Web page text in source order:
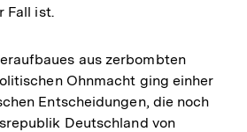
Fall ist.
aus zerbombten
Ohnmacht ging einher
Entscheidungen, die noch
Deutschland von